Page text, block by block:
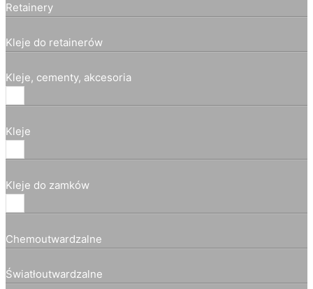
Retainery
Kleje do retainerów
Kleje, cementy, akcesoria
Kleje
Kleje do zamków
Chemoutwardzalne
Światłoutwardzalne